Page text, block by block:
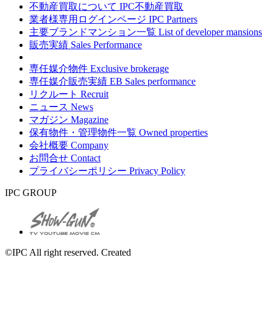
不動産買取について IPC不動産買取
業者様専用ログインページ IPC Partners
主要ブランドマンション一覧 List of developer mansions
販売実績 Sales Performance
専任媒介物件 Exclusive brokerage
専任媒介販売実績 EB Sales performance
リクルート Recruit
ニュース News
マガジン Magazine
保有物件・管理物件一覧 Owned properties
会社概要 Company
お問合せ Contact
プライバシーポリシー Privacy Policy
IPC GROUP
©IPC All right reserved. Created